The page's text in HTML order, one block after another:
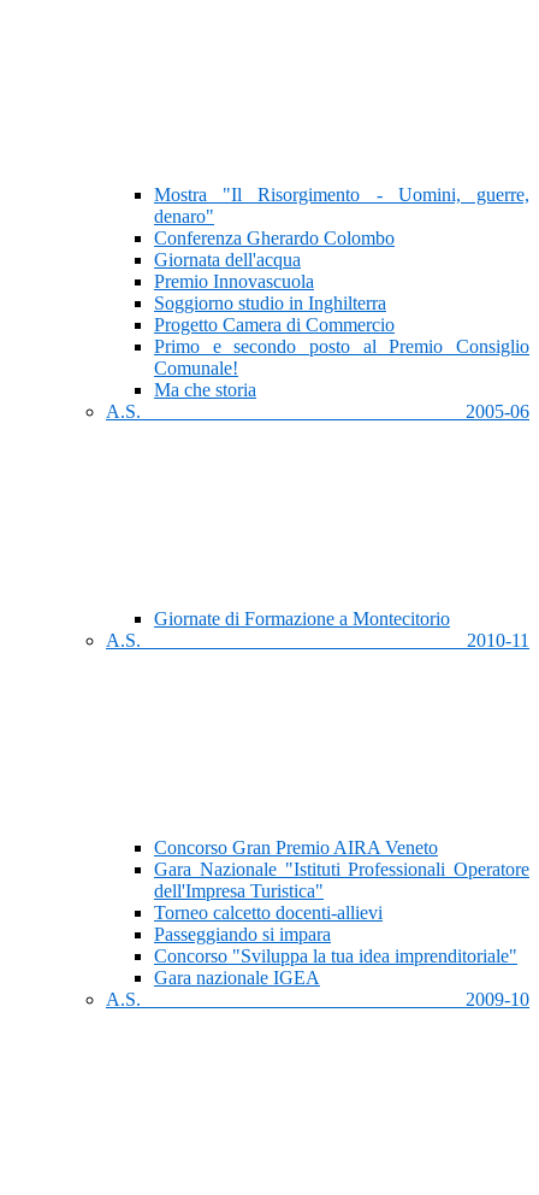
Mostra "Il Risorgimento - Uomini, guerre,
denaro"
Conferenza Gherardo Colombo
Giornata dell'acqua
Premio Innovascuola
Soggiorno studio in Inghilterra
Progetto Camera di Commercio
Primo e secondo posto al Premio Consiglio
Comunale!
Ma che storia
A.S. 2005-06
Giornate di Formazione a Montecitorio
A.S. 2010-11
Concorso Gran Premio AIRA Veneto
Gara Nazionale "Istituti Professionali Operatore
dell'Impresa Turistica"
Torneo calcetto docenti-allievi
Passeggiando si impara
Concorso "Sviluppa la tua idea imprenditoriale"
Gara nazionale IGEA
A.S. 2009-10